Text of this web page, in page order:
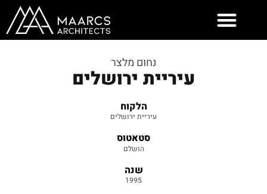
content
נחום מלצר
עיריית ירושלים
הלקוח
עיריית ירושלים
סטאטוס
הושלם
שנה
1995